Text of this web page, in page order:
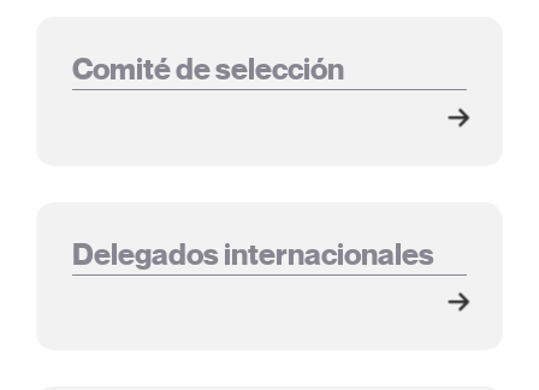
Comité de selección
Delegados internacionales